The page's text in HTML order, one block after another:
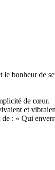
bonheur de
de cœur.
et
: « Qui